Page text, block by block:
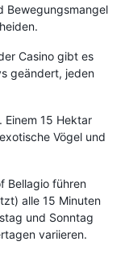
Bewegungsmangel
Casino gibt es
geändert, jeden
Einem 15 Hektar
Vögel und
Bellagio führen
alle 15 Minuten
und Sonntag
variieren.